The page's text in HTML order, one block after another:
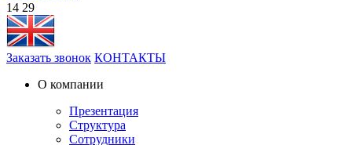
14 29
Заказать звонок КОНТАКТЫ
О компании
Презентация
Структура
Сотрудники